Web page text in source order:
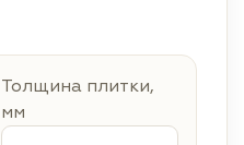
Толщина плитки,
мм